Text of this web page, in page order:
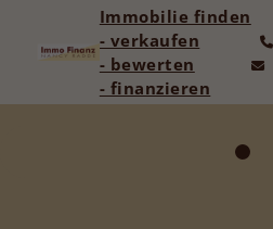
Immobilie finden
- verkaufen
- bewerten
- finanzieren